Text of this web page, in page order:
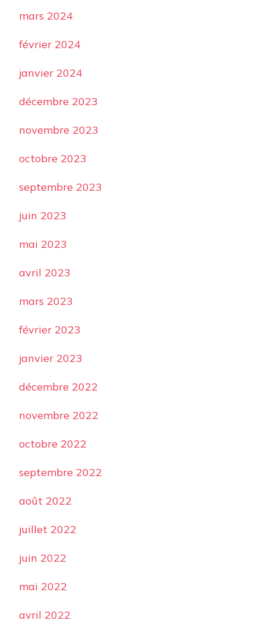
mars 2024
février 2024
janvier 2024
décembre 2023
novembre 2023
octobre 2023
septembre 2023
juin 2023
mai 2023
avril 2023
mars 2023
février 2023
janvier 2023
décembre 2022
novembre 2022
octobre 2022
septembre 2022
août 2022
juillet 2022
juin 2022
mai 2022
avril 2022